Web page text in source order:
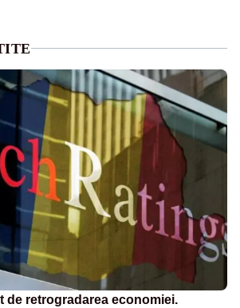
de retrogradarea economiei.